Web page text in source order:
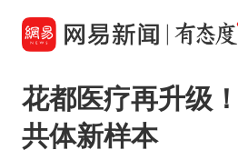
花都医疗再升级
共体新样本